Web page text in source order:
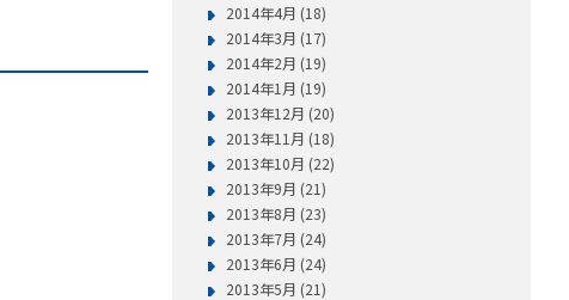
2014年4月 (18)
2014年3月 (17)
2014年2月 (19)
2014年1月 (19)
2013年12月 (20)
2013年11月 (18)
2013年10月 (22)
2013年9月 (21)
2013年8月 (23)
2013年7月 (24)
2013年6月 (24)
2013年5月 (21)